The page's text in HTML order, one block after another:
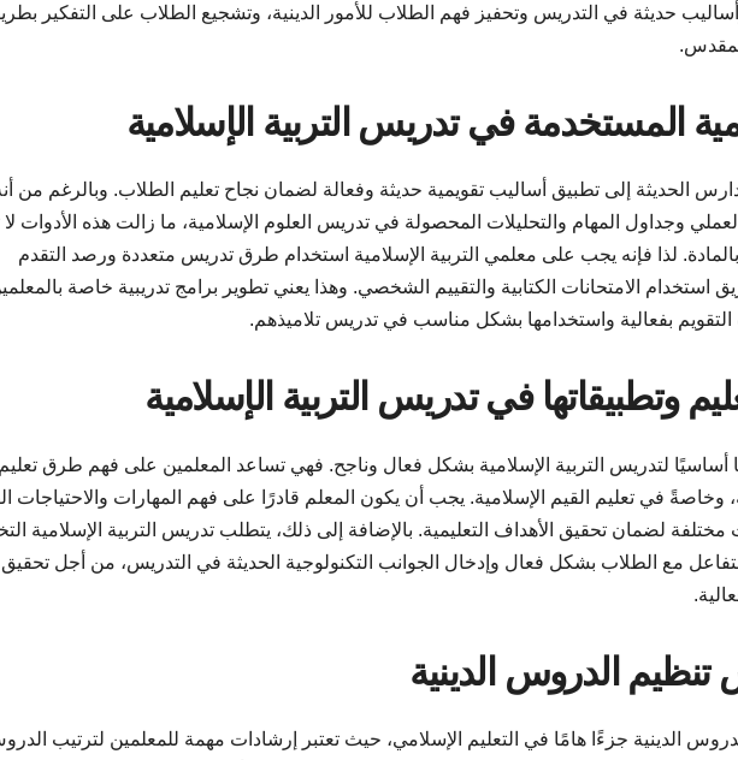
حديثة في التدريس وتحفيز فهم الطلاب للأمور الدينية، وتشجيع الطلاب على التفكير
الحديثة إلى تطبيق أساليب تقويمية حديثة وفعالة لضمان نجاح تعليم الطلاب. وبالرغم من
وجداول المهام والتحليلات المحصولة في تدريس العلوم الإسلامية، ما زالت هذه الأدوات
بالمادة. لذا فإنه يجب على معلمي التربية الإسلامية استخدام طرق تدريس متعددة ورصد التقدم
الامتحانات الكتابية والتقييم الشخصي. وهذا يعني تطوير برامج تدريبية خاصة
التقويم بفعالية واستخدامها بشكل مناسب في تدريس تلاميذهم.
أساسيًا لتدريس التربية الإسلامية بشكل فعال وناجح. فهي تساعد المعلمين على فهم طرق تعليم
في تعليم القيم الإسلامية. يجب أن يكون المعلم قادرًا على فهم المهارات والاحتياجات
مختلفة لضمان تحقيق الأهداف التعليمية. بالإضافة إلى ذلك، يتطلب تدريس التربية الإسلامية
مع الطلاب بشكل فعال وإدخال الجوانب التكنولوجية الحديثة في التدريس، من أجل تحقيق
الدينية جزءًا هامًا في التعليم الإسلامي، حيث تعتبر إرشادات مهمة للمعلمين لترتيب